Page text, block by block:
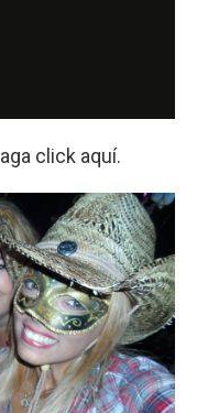
click aquí.